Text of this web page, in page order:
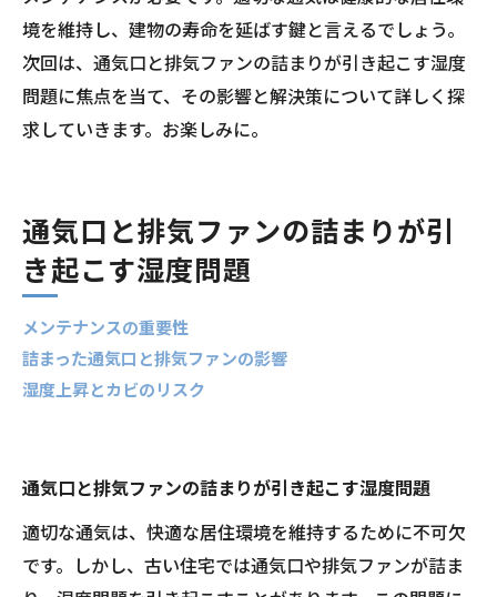
境を維持し、建物の寿命を延ばす鍵と言えるでしょう。
次回は、通気口と排気ファンの詰まりが引き起こす湿度
問題に焦点を当て、その影響と解決策について詳しく探
求していきます。お楽しみに。
通気口と排気ファンの詰まりが引
き起こす湿度問題
メンテナンスの重要性
詰まった通気口と排気ファンの影響
湿度上昇とカビのリスク
通気口と排気ファンの詰まりが引き起こす湿度問題
適切な通気は、快適な居住環境を維持するために不可欠
です。しかし、古い住宅では通気口や排気ファンが詰ま